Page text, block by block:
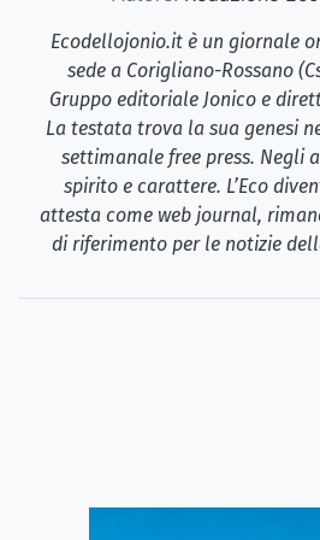
Ecodellojonio.it è un giornale
sede a Corigliano-Rossano
Gruppo editoriale Jonico e
La testata trova la sua genesi
settimanale free press. Negli
spirito e carattere. L’Eco
attesta come web journal,
di riferimento per le notizie